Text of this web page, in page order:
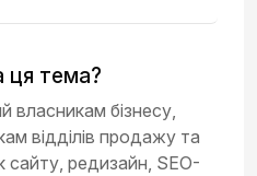
ця тема?
власникам бізнесу,
відділів продажу та
сайту, редизайн, SEO-